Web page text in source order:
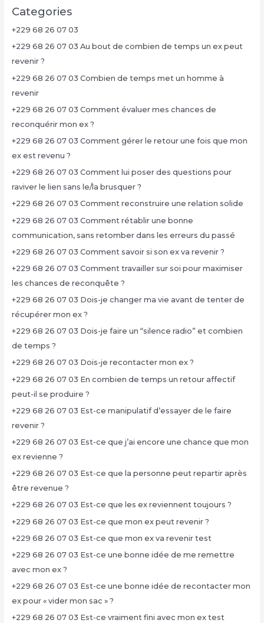
Categories
+229 68 26 07 03
+229 68 26 07 03 Au bout de combien de temps un ex peut
revenir ?
+229 68 26 07 03 Combien de temps met un homme à
revenir
+229 68 26 07 03 Comment évaluer mes chances de
reconquérir mon ex ?
+229 68 26 07 03 Comment gérer le retour une fois que mon
ex est revenu ?
+229 68 26 07 03 Comment lui poser des questions pour
raviver le lien sans le/la brusquer ?
+229 68 26 07 03 Comment reconstruire une relation solide
+229 68 26 07 03 Comment rétablir une bonne
communication, sans retomber dans les erreurs du passé
+229 68 26 07 03 Comment savoir si son ex va revenir ?
+229 68 26 07 03 Comment travailler sur soi pour maximiser
les chances de reconquête ?
+229 68 26 07 03 Dois-je changer ma vie avant de tenter de
récupérer mon ex ?
+229 68 26 07 03 Dois-je faire un “silence radio” et combien
de temps ?
+229 68 26 07 03 Dois-je recontacter mon ex ?
+229 68 26 07 03 En combien de temps un retour affectif
peut-il se produire ?
+229 68 26 07 03 Est-ce manipulatif d’essayer de le faire
revenir ?
+229 68 26 07 03 Est-ce que j’ai encore une chance que mon
ex revienne ?
+229 68 26 07 03 Est-ce que la personne peut repartir après
être revenue ?
+229 68 26 07 03 Est-ce que les ex reviennent toujours ?
+229 68 26 07 03 Est-ce que mon ex peut revenir ?
+229 68 26 07 03 Est-ce que mon ex va revenir test
+229 68 26 07 03 Est-ce une bonne idée de me remettre
avec mon ex ?
+229 68 26 07 03 Est-ce une bonne idée de recontacter mon
ex pour « vider mon sac » ?
+229 68 26 07 03 Est-ce vraiment fini avec mon ex test